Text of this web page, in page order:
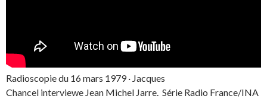
Radioscopie du 16 mars 1979 · Jacques
Chancel interviewe Jean Michel Jarre. Série Radio France/INA